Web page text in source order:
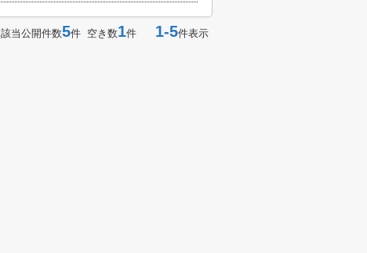
該当公開件数5件 空き数1件 1-5件表示